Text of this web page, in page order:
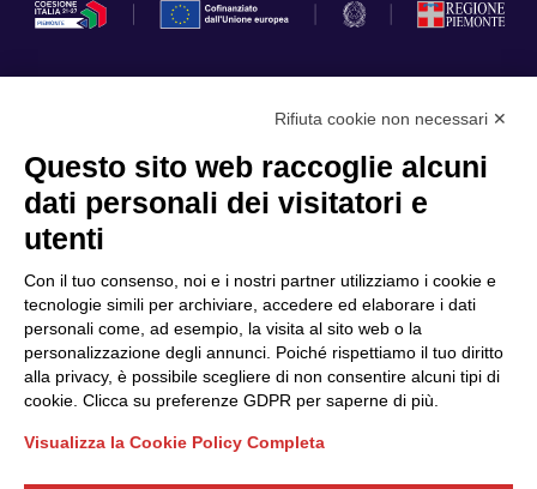
Cookie Policy
Scopri il Polo
Partner
Finanziamenti e bandi
Internazionalizzazione
News & Eventi
Privacy
Seguici
Rifiuta cookie non necessari ✕
Questo sito web raccoglie alcuni
dati personali dei visitatori e
utenti
Con il tuo consenso, noi e i nostri partner utilizziamo i cookie e
tecnologie simili per archiviare, accedere ed elaborare i dati
personali come, ad esempio, la visita al sito web o la
personalizzazione degli annunci. Poiché rispettiamo il tuo diritto
alla privacy, è possibile scegliere di non consentire alcuni tipi di
cookie. Clicca su preferenze GDPR per saperne di più.
Visualizza la Cookie Policy Completa